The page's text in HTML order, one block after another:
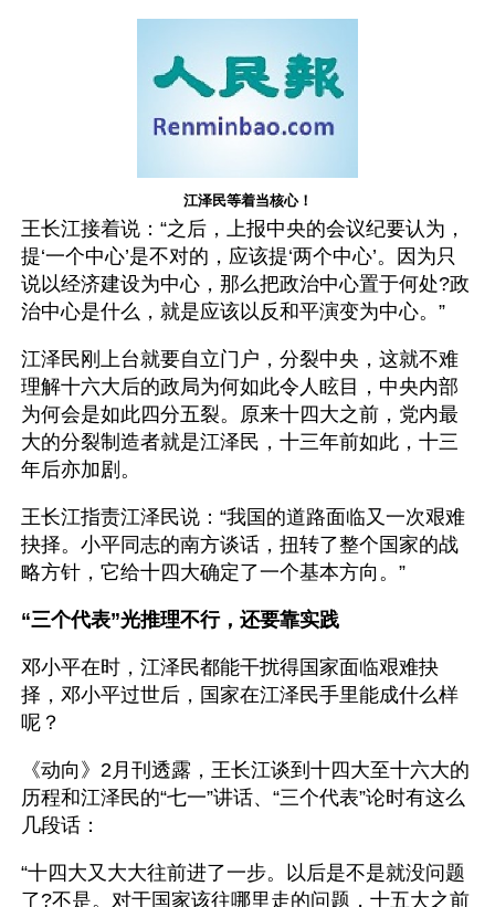
江泽民等着当核心！
王长江接着说：“之后，上报中央的会议纪要认为，
提‘一个中心’是不对的，应该提‘两个中心’。因为只
说以经济建设为中心，那么把政治中心置于何处?政
治中心是什么，就是应该以反和平演变为中心。”
江泽民刚上台就要自立门户，分裂中央，这就不难
理解十六大后的政局为何如此令人眩目，中央内部
为何会是如此四分五裂。原来十四大之前，党内最
大的分裂制造者就是江泽民，十三年前如此，十三
年后亦加剧。
王长江指责江泽民说：“我国的道路面临又一次艰难
抉择。小平同志的南方谈话，扭转了整个国家的战
略方针，它给十四大确定了一个基本方向。”
“三个代表”光推理不行，还要靠实践
邓小平在时，江泽民都能干扰得国家面临艰难抉
择，邓小平过世后，国家在江泽民手里能成什么样
呢？
《动向》2月刊透露，王长江谈到十四大至十六大的
历程和江泽民的“七一”讲话、“三个代表”论时有这么
几段话：
“十四大又大大往前进了一步。以后是不是就没问题
了?不是。对于国家该往哪里走的问题，十五大之前